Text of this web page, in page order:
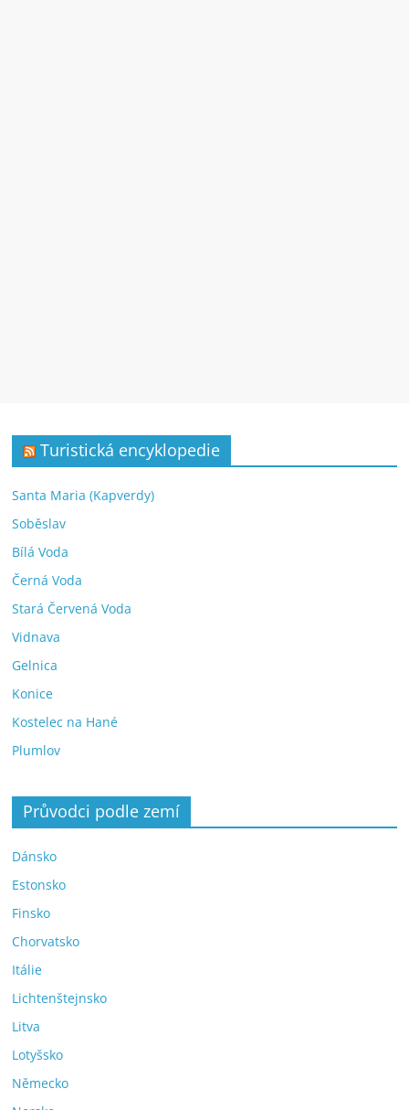
Turistická encyklopedie
Santa Maria (Kapverdy)
Soběslav
Bílá Voda
Černá Voda
Stará Červená Voda
Vidnava
Gelnica
Konice
Kostelec na Hané
Plumlov
Průvodci podle zemí
Dánsko
Estonsko
Finsko
Chorvatsko
Itálie
Lichtenštejnsko
Litva
Lotyšsko
Německo